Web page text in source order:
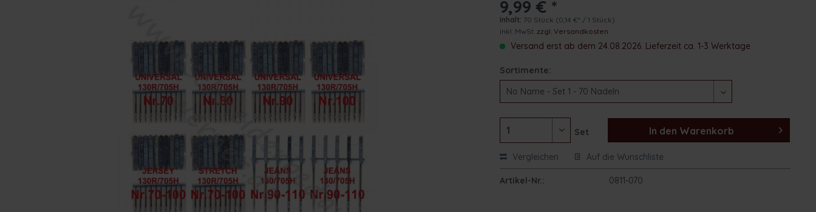
9,99 € *
Inhalt: 70 Stück (0,14 €* / 1 Stück)
inkl. MwSt.zzgl. Versandkosten
Versand erst ab dem 24.08.2026. Lieferzeit ca. 1-3 Werktage
Sortimente:
Set In den Warenkorb
Vergleichen Auf die Wunschliste
Artikel-Nr.: 0811-070